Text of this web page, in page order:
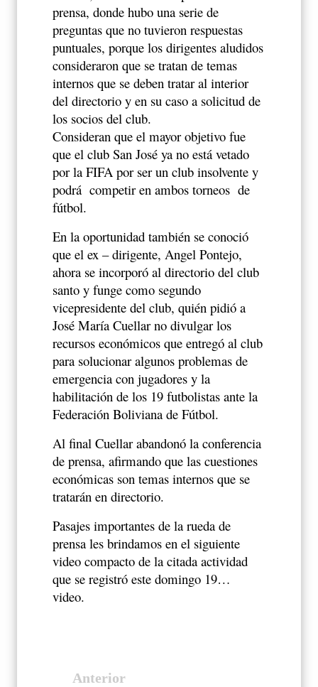
prensa, donde hubo una serie de
preguntas que no tuvieron respuestas
puntuales, porque los dirigentes aludidos
consideraron que se tratan de temas
internos que se deben tratar al interior
del directorio y en su caso a solicitud de
los socios del club.
Consideran que el mayor objetivo fue
que el club San José ya no está vetado
por la FIFA por ser un club insolvente y
podrá competir en ambos torneos de
fútbol.
En la oportunidad también se conoció
que el ex – dirigente, Angel Pontejo,
ahora se incorporó al directorio del club
santo y funge como segundo
vicepresidente del club, quién pidió a
José María Cuellar no divulgar los
recursos económicos que entregó al club
para solucionar algunos problemas de
emergencia con jugadores y la
habilitación de los 19 futbolistas ante la
Federación Boliviana de Fútbol.
Al final Cuellar abandonó la conferencia
de prensa, afirmando que las cuestiones
económicas son temas internos que se
tratarán en directorio.
Pasajes importantes de la rueda de
prensa les brindamos en el siguiente
video compacto de la citada actividad
que se registró este domingo 19…
video.
Anterior